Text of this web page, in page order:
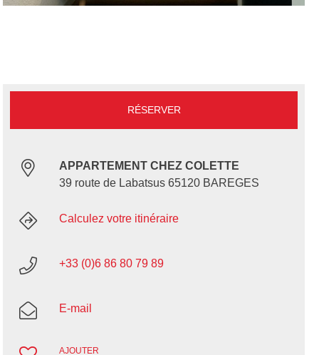
RÉSERVER
APPARTEMENT CHEZ COLETTE
39 route de Labatsus 65120 BAREGES
Calculez votre itinéraire
+33 (0)6 86 80 79 89
E-mail
AJOUTER